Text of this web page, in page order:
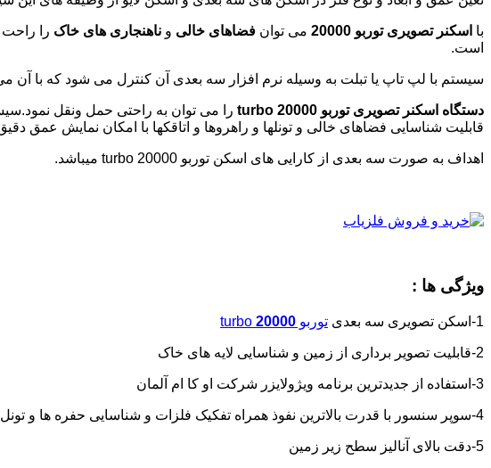
با اسکنر تصویری توربو 20000 می توان فضاهای خالی و ناهنجاری های خاک را راحت
است.
سیستم با لپ تاپ یا تبلت به وسیله نرم افزار سه بعدی آن کنترل می شود که با آن
دستگاه اسکنر تصویری توربو 20000 turbo را می توان به راحتی حمل ونقل
قابلیت شناسایی فضاهای خالی و تونلها و راهروها و اتاقکها با امکان نمایش عمق
اهداف به صورت سه بعدی از کارایی های اسکن توربو 20000 turbo میباشد.
ویژگی ها :
1-اسکن تصویری سه بعدی توربو 20000
2-قابلیت تصویر برداری از زمین و شناسایی لایه های خاک
3-استفاده از جدیدترین برنامه ویژولایزر شرکت او کا ام آلمان
4-سوپر سنسور با قدرت بالاترین نفوذ همراه تفکیک فلزات و شناسایی حفره ها و تونل‌ها
5-دقت بالای آنالیز سطح زیر زمین